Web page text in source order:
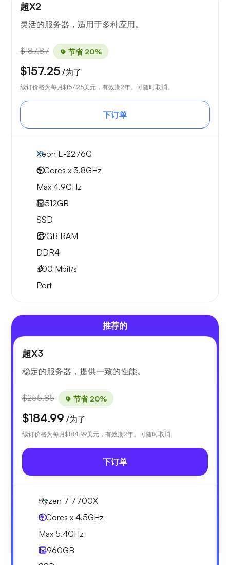
超X2
灵活的服务器，适用于多种应用。
$187.87 节省 20%
$157.25 /为了
续订价格为每月$157.25美元，有效期2年。可随时取消。
下订单
Xeon E-2276G
6 Cores x 3.8GHz
Max 4.9GHz
1x512GB
SSD
32GB RAM
DDR4
300 Mbit/s
Port
推荐的
超X3
稳定的服务器，提供一致的性能。
$255.85 节省 20%
$184.99 /为了
续订价格为每月$184.99美元，有效期2年。可随时取消。
下订单
Ryzen 7 7700X
8 Cores x 4.5GHz
Max 5.4GHz
1x960GB